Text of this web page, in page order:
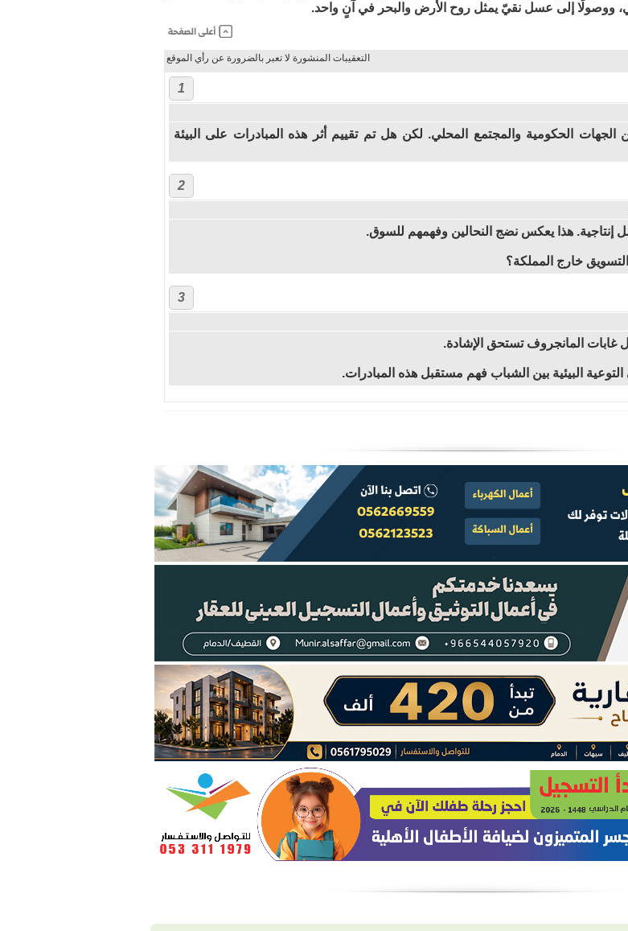
ووصولًا إلى عسل نقيّ يمثل روح الأرض والبحر في آنٍ واحد.
التعقيبات المنشورة لا تعبر بالضرورة عن رأي الموقع
1
الجهات الحكومية والمجتمع المحلي. لكن هل تم تقييم أثر هذه المبادرات على البيئة
2
إنتاجية. هذا يعكس نضج النحالين وفهمهم للسوق.
خارج المملكة؟
3
غابات المانجروف تستحق الإشادة.
التوعية البيئية بين الشباب فهم مستقبل هذه المبادرات.